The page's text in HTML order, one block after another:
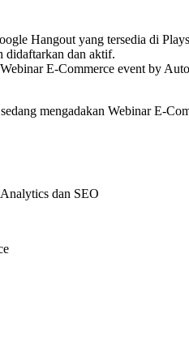
Hangout yang tersedia di
didaftarkan dan aktif.
E-Commerce event by
mengadakan Webinar E-
dan SEO